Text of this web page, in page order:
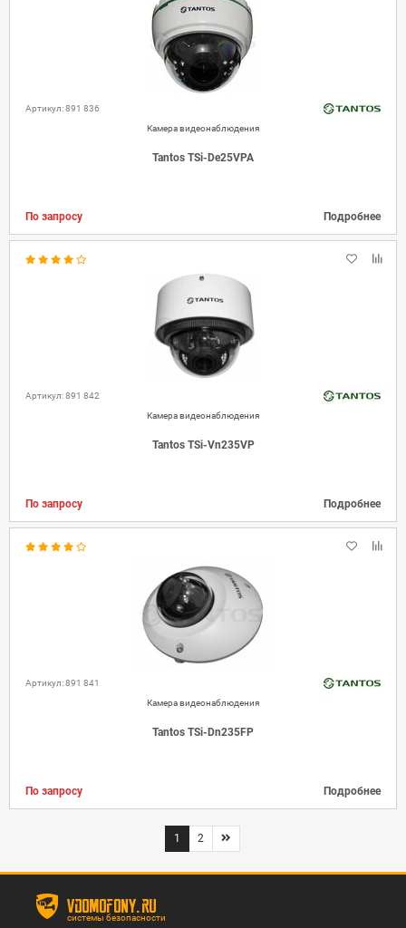
Артикул: 891 836
Камера видеонаблюдения
Tantos TSi-De25VPA
По запросу Подробнее
Артикул: 891 842
Камера видеонаблюдения
Tantos TSi-Vn235VP
По запросу Подробнее
Артикул: 891 841
Камера видеонаблюдения
Tantos TSi-Dn235FP
По запросу Подробнее
1 2
vdomofony.ru
системы безопасности